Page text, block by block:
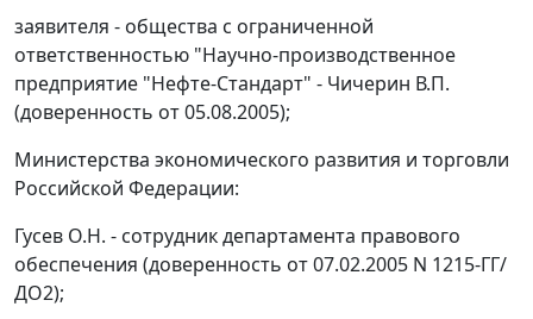
заявителя - общества с ограниченной
ответственностью "Научно-производственное
предприятие "Нефте-Стандарт" - Чичерин В.П.
(доверенность от 05.08.2005);
Министерства экономического развития и торговли
Российской Федерации:
Гусев О.Н. - сотрудник департамента правового
обеспечения (доверенность от 07.02.2005 N 1215-ГГ/
ДО2);